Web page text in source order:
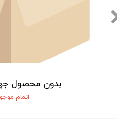
بدون محصول
اتمام